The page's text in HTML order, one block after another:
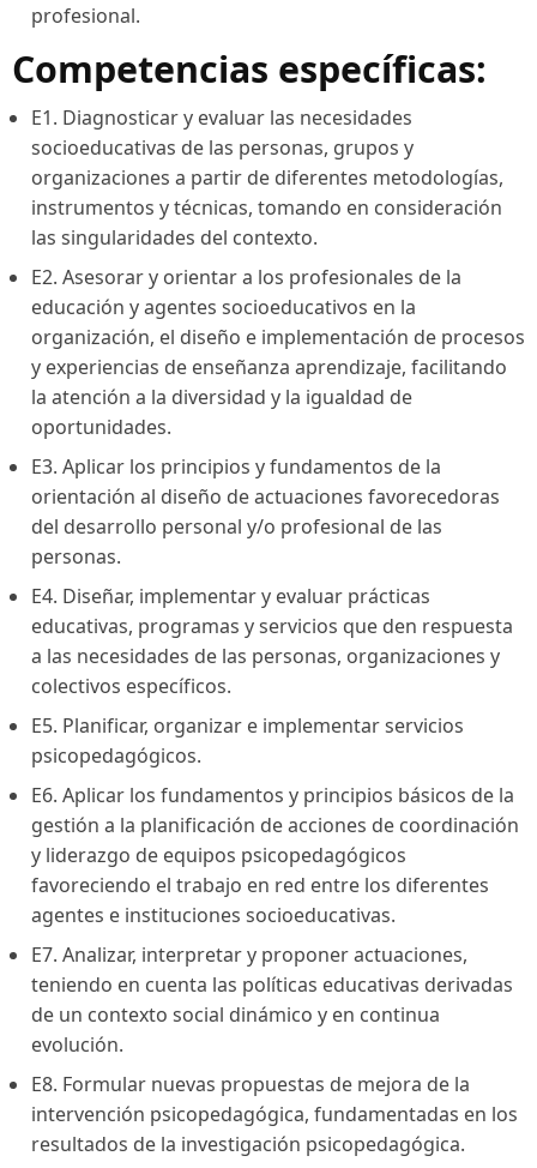
profesional.
Competencias específicas:
E1. Diagnosticar y evaluar las necesidades
socioeducativas de las personas, grupos y
organizaciones a partir de diferentes metodologías,
instrumentos y técnicas, tomando en consideración
las singularidades del contexto.
E2. Asesorar y orientar a los profesionales de la
educación y agentes socioeducativos en la
organización, el diseño e implementación de procesos
y experiencias de enseñanza aprendizaje, facilitando
la atención a la diversidad y la igualdad de
oportunidades.
E3. Aplicar los principios y fundamentos de la
orientación al diseño de actuaciones favorecedoras
del desarrollo personal y/o profesional de las
personas.
E4. Diseñar, implementar y evaluar prácticas
educativas, programas y servicios que den respuesta
a las necesidades de las personas, organizaciones y
colectivos específicos.
E5. Planificar, organizar e implementar servicios
psicopedagógicos.
E6. Aplicar los fundamentos y principios básicos de la
gestión a la planificación de acciones de coordinación
y liderazgo de equipos psicopedagógicos
favoreciendo el trabajo en red entre los diferentes
agentes e instituciones socioeducativas.
E7. Analizar, interpretar y proponer actuaciones,
teniendo en cuenta las políticas educativas derivadas
de un contexto social dinámico y en continua
evolución.
E8. Formular nuevas propuestas de mejora de la
intervención psicopedagógica, fundamentadas en los
resultados de la investigación psicopedagógica.